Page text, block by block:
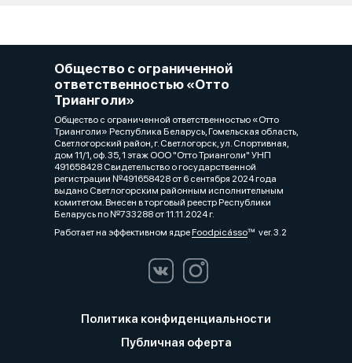
Общество с ограниченной
ответственностью «Отто
Трианголи»
Общество с ограниченной ответственностью «Отто
Трианголи» Республика Беларусь, Гомельская область,
Светлогорский район, г. Светлогорск, ул. Спортивная,
дом 11/1, оф. 35, 1 этаж ООО "Отто Трианголи" УНП
491658428 Свидетельство о государственной
регистрации №491658428 от 6 сентября 2024 года
выдано Светлогорским районным исполнительным
комитетом. Внесен в торговый реестр Республики
Беларусь по №733288 от 11.11.2024 г.
Работает на эффективном ядреFoodpicássover. 3.2
Политика конфиденциальности
Публичная оферта